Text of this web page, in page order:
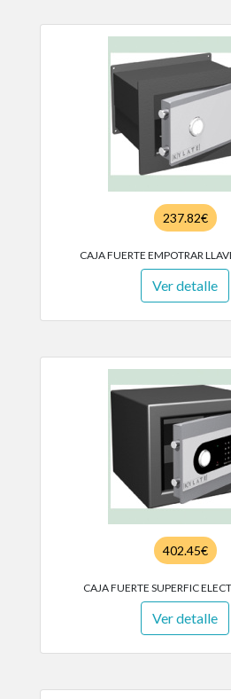
237.82€
CAJA FUERTE EMPOTRAR
Ver detalle
402.45€
CAJA FUERTE SUPERFIC
Ver detalle